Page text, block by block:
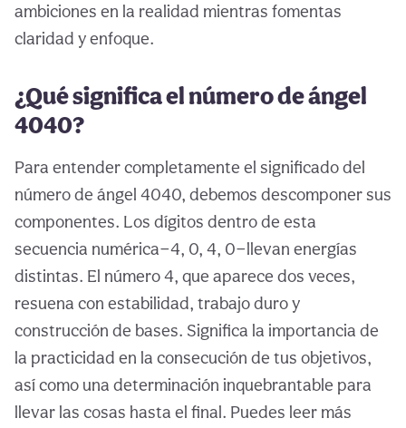
ambiciones en la realidad mientras fomentas
claridad y enfoque.
¿Qué significa el número de ángel
4040?
Para entender completamente el significado del
número de ángel 4040, debemos descomponer sus
componentes. Los dígitos dentro de esta
secuencia numérica—4, 0, 4, 0—llevan energías
distintas. El número 4, que aparece dos veces,
resuena con estabilidad, trabajo duro y
construcción de bases. Significa la importancia de
la practicidad en la consecución de tus objetivos,
así como una determinación inquebrantable para
llevar las cosas hasta el final. Puedes leer más